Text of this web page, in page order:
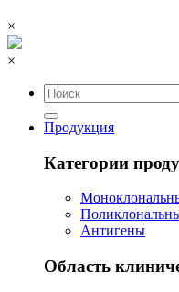
×
×
Продукция
Категории
Антигены
Область